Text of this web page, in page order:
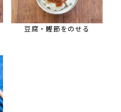
豆腐・鰹節をのせる